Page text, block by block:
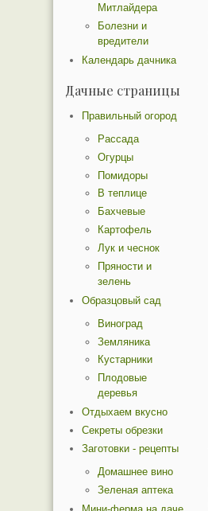
Митлайдера
Болезни и
вредители
Календарь дачника
Дачные страницы
Правильный огород
Рассада
Огурцы
Помидоры
В теплице
Бахчевые
Картофель
Лук и чеснок
Пряности и
зелень
Образцовый сад
Виноград
Земляника
Кустарники
Плодовые
деревья
Отдыхаем вкусно
Секреты обрезки
Заготовки - рецепты
Домашнее вино
Зеленая аптека